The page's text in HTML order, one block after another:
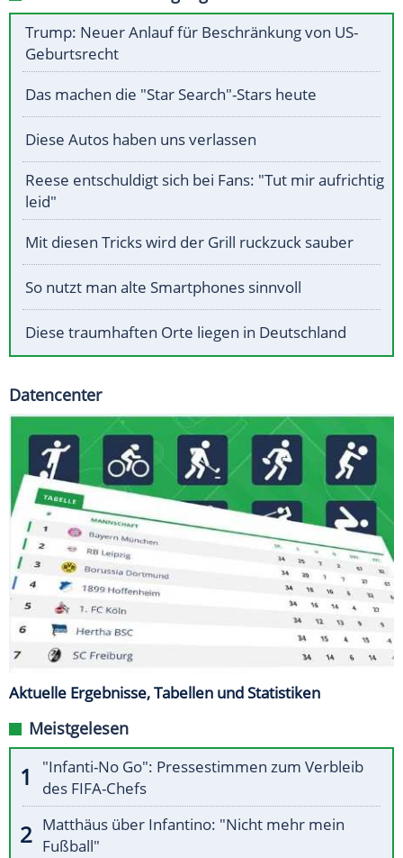
Trump: Neuer Anlauf für Beschränkung von US-
Geburtsrecht
Das machen die "Star Search"-Stars heute
Diese Autos haben uns verlassen
Reese entschuldigt sich bei Fans: "Tut mir aufrichtig
leid"
Mit diesen Tricks wird der Grill ruckzuck sauber
So nutzt man alte Smartphones sinnvoll
Diese traumhaften Orte liegen in Deutschland
Datencenter
Aktuelle Ergebnisse, Tabellen und Statistiken
Meistgelesen
"Infanti-No Go": Pressestimmen zum Verbleib
des FIFA-Chefs
Matthäus über Infantino: "Nicht mehr mein
Fußball"